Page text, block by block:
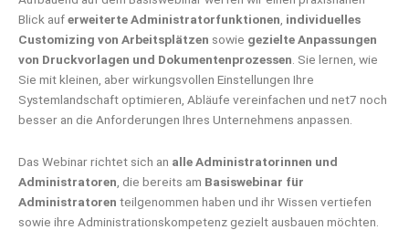
Blick auferweiterte Administratorfunktionen, individuelles
Customizing von Arbeitsplätzen sowie gezielte Anpassungen
von Druckvorlagen und Dokumentenprozessen. Sie lernen, wie
Sie mit kleinen, aber wirkungsvollen Einstellungen Ihre
Systemlandschaft optimieren, Abläufe vereinfachen und net7 noch
besser an die Anforderungen Ihres Unternehmens anpassen.
Das Webinar richtet sich an alle Administratorinnen und
Administratoren, die bereits am Basiswebinar für
Administratoren teilgenommen haben und ihr Wissen vertiefen
sowie ihre Administrationskompetenz gezielt ausbauen möchten.